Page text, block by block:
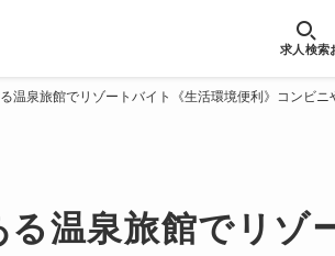
求人検索
温泉旅館でリゾートバイト《生活環境便利》コンビ
温泉旅館でリゾ